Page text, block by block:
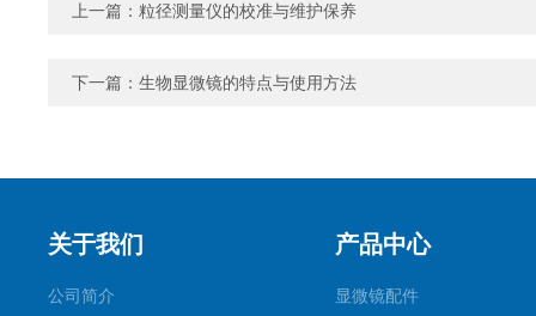
上一篇： 粒径测量仪的校准与维护保养
下一篇： 生物显微镜的特点与使用方法
关于我们
公司简介
产品中心
显微镜配件